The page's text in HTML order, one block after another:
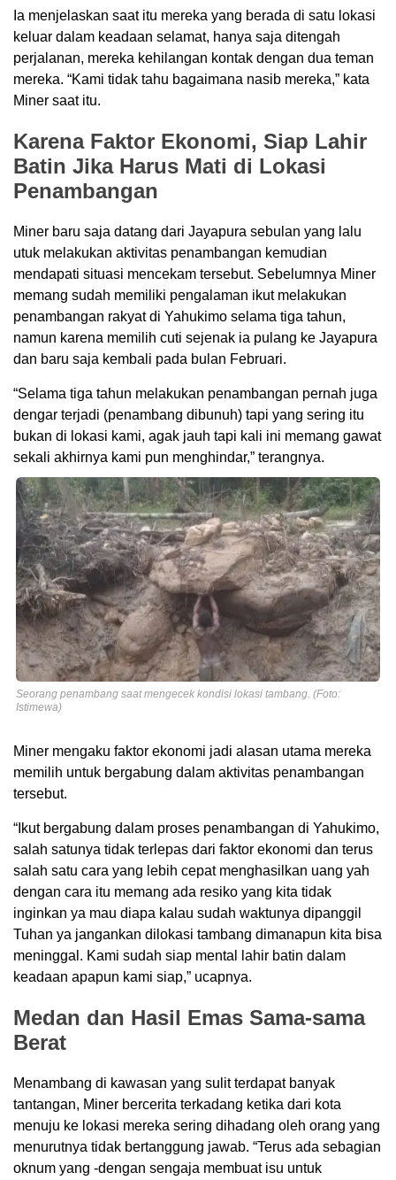
Ia menjelaskan saat itu mereka yang berada di satu lokasi
keluar dalam keadaan selamat, hanya saja ditengah
perjalanan, mereka kehilangan kontak dengan dua teman
mereka. “Kami tidak tahu bagaimana nasib mereka,” kata
Miner saat itu.
Karena Faktor Ekonomi, Siap Lahir
Batin Jika Harus Mati di Lokasi
Penambangan
Miner baru saja datang dari Jayapura sebulan yang lalu
utuk melakukan aktivitas penambangan kemudian
mendapati situasi mencekam tersebut. Sebelumnya Miner
memang sudah memiliki pengalaman ikut melakukan
penambangan rakyat di Yahukimo selama tiga tahun,
namun karena memilih cuti sejenak ia pulang ke Jayapura
dan baru saja kembali pada bulan Februari.
“Selama tiga tahun melakukan penambangan pernah juga
dengar terjadi (penambang dibunuh) tapi yang sering itu
bukan di lokasi kami, agak jauh tapi kali ini memang gawat
sekali akhirnya kami pun menghindar,” terangnya.
Seorang penambang saat mengecek kondisi lokasi tambang. (Foto:
Istimewa)
Miner mengaku faktor ekonomi jadi alasan utama mereka
memilih untuk bergabung dalam aktivitas penambangan
tersebut.
“Ikut bergabung dalam proses penambangan di Yahukimo,
salah satunya tidak terlepas dari faktor ekonomi dan terus
salah satu cara yang lebih cepat menghasilkan uang yah
dengan cara itu memang ada resiko yang kita tidak
inginkan ya mau diapa kalau sudah waktunya dipanggil
Tuhan ya jangankan dilokasi tambang dimanapun kita bisa
meninggal. Kami sudah siap mental lahir batin dalam
keadaan apapun kami siap,” ucapnya.
Medan dan Hasil Emas Sama-sama
Berat
Menambang di kawasan yang sulit terdapat banyak
tantangan, Miner bercerita terkadang ketika dari kota
menuju ke lokasi mereka sering dihadang oleh orang yang
menurutnya tidak bertanggung jawab. “Terus ada sebagian
oknum yang -dengan sengaja membuat isu untuk